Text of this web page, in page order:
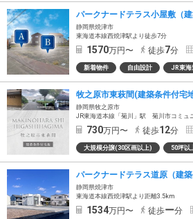
パークナードテラス小屋敷（建
静岡県焼津市
東海道本線西焼津駅より徒歩7分
1570万円〜 徒歩7分
新着物件 自由設計 JR東海
牧之原市東萩間(建築条件付宅
静岡県牧之原市
JR東海道本線「菊川」駅 菊川市コミュニティバス約26分 「沢水
730万円〜 徒歩12分
大規模分譲(30区画以上) 50坪以
パークナードテラス道原（建築
静岡県焼津市
東海道本線西焼津駅より距離3.5km
1534万円〜 徒歩ー分